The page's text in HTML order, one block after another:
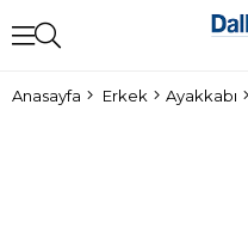
Anasayfa Erkek Ayakkabı